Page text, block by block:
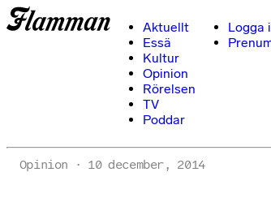
Aktuellt
Essä
Kultur
Opinion
Rörelsen
TV
Poddar
Logga
Opinion 10 december, 2014